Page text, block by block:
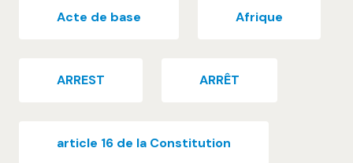
Acte de base Afrique
ARREST ARRÊT
article 16 de la Constitution